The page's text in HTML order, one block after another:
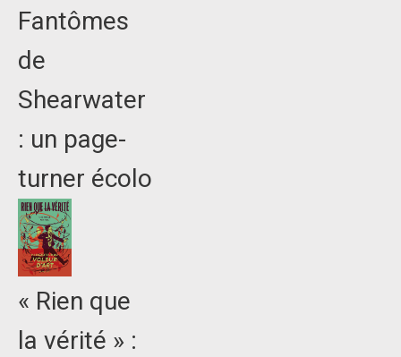
Fantômes
de
Shearwater
: un page-
turner écolo
« Rien que
la vérité » :